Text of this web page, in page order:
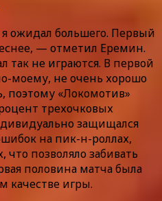
ожидал большего. Первый
— отметил Еремин.
не играются. В первой
моему, не очень хорошо
«Локомотив»
трехочковых
защищался
на пик-н-роллах,
позволяло забивать
половина матча была
качестве игры.